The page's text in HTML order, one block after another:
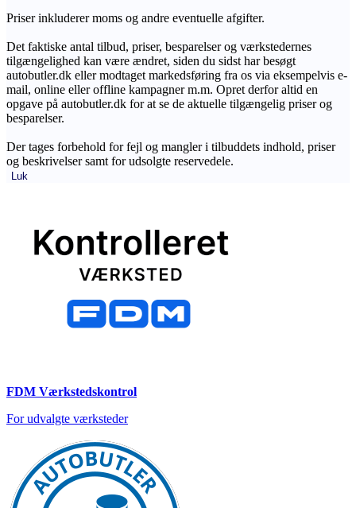
Priser inkluderer moms og andre eventuelle afgifter.
Det faktiske antal tilbud, priser, besparelser og værkstedernes
tilgængelighed kan være ændret, siden du sidst har besøgt
autobutler.dk eller modtaget markedsføring fra os via eksempelvis e-
mail, online eller offline kampagner m.m. Opret derfor altid en
opgave på autobutler.dk for at se de aktuelle tilgængelig priser og
besparelser.
Der tages forbehold for fejl og mangler i tilbuddets indhold, priser
og beskrivelser samt for udsolgte reservedele.
Luk
FDM Værkstedskontrol
For udvalgte værksteder